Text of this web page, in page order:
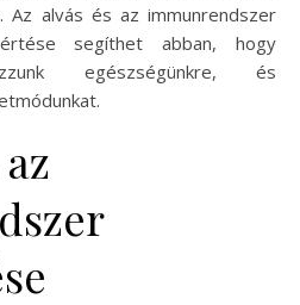
Az alvás és az immunrendszer
segíthet abban, hogy
egészségünkre, és